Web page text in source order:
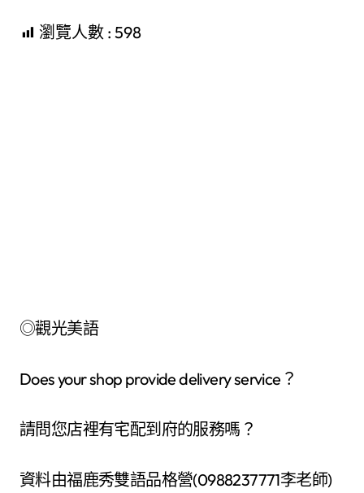
瀏覽人數 : 598
◎觀光美語
Does your shop provide delivery service？
請問您店裡有宅配到府的服務嗎？
資料由福鹿秀雙語品格營(0988237771李老師)